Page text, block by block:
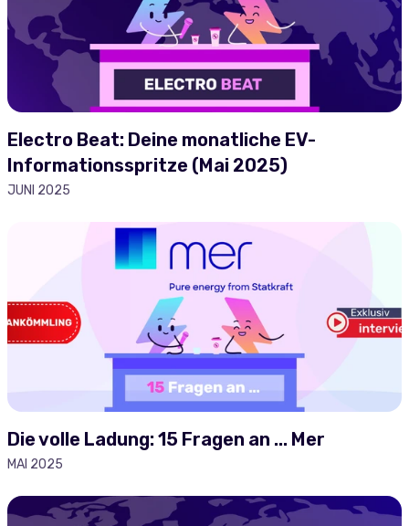
Electro Beat: Deine monatliche EV-
Informationsspritze (Mai 2025)
JUNI 2025
Die volle Ladung: 15 Fragen an ... Mer
MAI 2025